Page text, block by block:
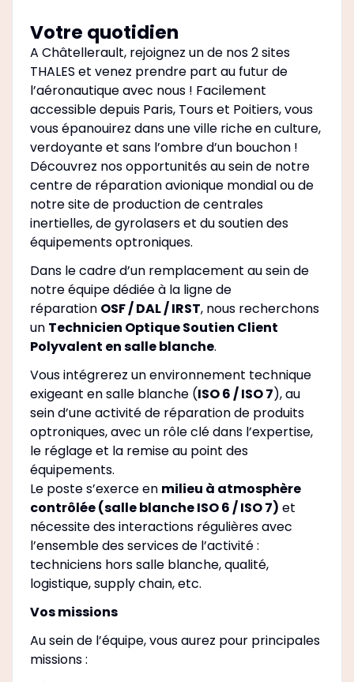
Votre quotidien
A Châtellerault, rejoignez un de nos 2 sites
THALES et venez prendre part au futur de
l’aéronautique avec nous ! Facilement
accessible depuis Paris, Tours et Poitiers, vous
vous épanouirez dans une ville riche en culture,
verdoyante et sans l’ombre d’un bouchon !
Découvrez nos opportunités au sein de notre
centre de réparation avionique mondial ou de
notre site de production de centrales
inertielles, de gyrolasers et du soutien des
équipements optroniques.
Dans le cadre d’un remplacement au sein de
notre équipe dédiée à la ligne de
réparation OSF / DAL / IRST, nous recherchons
un Technicien Optique Soutien Client
Polyvalent en salle blanche.
Vous intégrerez un environnement technique
exigeant en salle blanche (ISO 6 / ISO 7), au
sein d’une activité de réparation de produits
optroniques, avec un rôle clé dans l’expertise,
le réglage et la remise au point des
équipements.
Le poste s’exerce en milieu à atmosphère
contrôlée (salle blanche ISO 6 / ISO 7) et
nécessite des interactions régulières avec
l’ensemble des services de l’activité :
techniciens hors salle blanche, qualité,
logistique, supply chain, etc.
Vos missions
Au sein de l’équipe, vous aurez pour principales
missions :